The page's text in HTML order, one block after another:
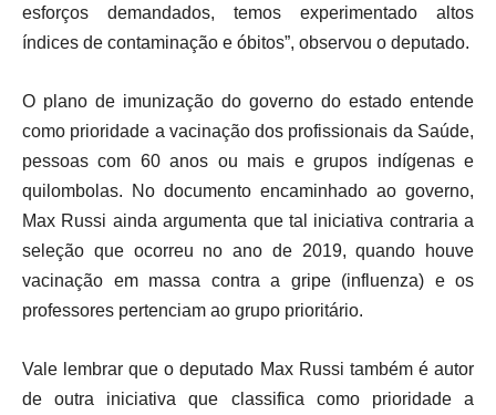
esforços demandados, temos experimentado altos
índices de contaminação e óbitos”, observou o deputado.
O plano de imunização do governo do estado entende
como prioridade a vacinação dos profissionais da Saúde,
pessoas com 60 anos ou mais e grupos indígenas e
quilombolas. No documento encaminhado ao governo,
Max Russi ainda argumenta que tal iniciativa contraria a
seleção que ocorreu no ano de 2019, quando houve
vacinação em massa contra a gripe (influenza) e os
professores pertenciam ao grupo prioritário.
Vale lembrar que o deputado Max Russi também é autor
de outra iniciativa que classifica como prioridade a